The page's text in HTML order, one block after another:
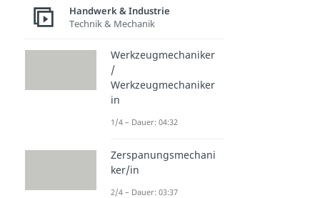
Handwerk & Industrie
Technik & Mechanik
Werkzeugmechaniker
/
Werkzeugmechaniker
in
1/4 – Dauer: 04:32
Zerspanungsmechani
ker/in
2/4 – Dauer: 03:37